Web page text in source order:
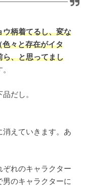
ウ柄着てるし、変な
色々と存在がイタ
ら、と思ってまし
だし。
えていきます。あ
ぞれのキャラクター
男のキャラクターに